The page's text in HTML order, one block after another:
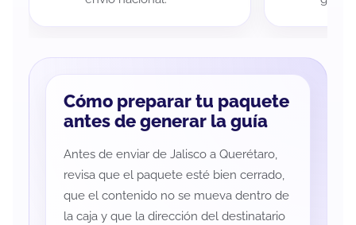
Cómo preparar tu paquete
antes de generar la guía
Antes de enviar de Jalisco a Querétaro,
revisa que el paquete esté bien cerrado,
que el contenido no se mueva dentro de
la caja y que la dirección del destinatario